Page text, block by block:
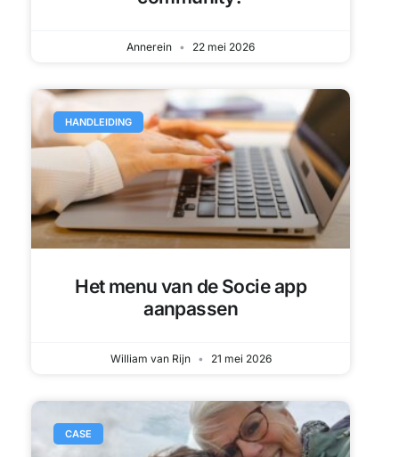
Annerein 22 mei 2026
HANDLEIDING
Het menu van de Socie app
aanpassen
William van Rijn 21 mei 2026
CASE